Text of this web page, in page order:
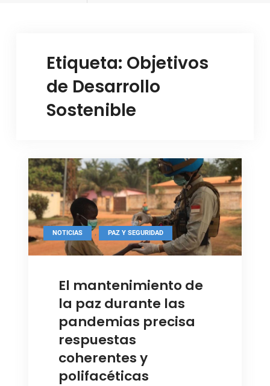
Etiqueta: Objetivos
de Desarrollo
Sostenible
NOTICIAS , PAZ Y SEGURIDAD
El mantenimiento de
la paz durante las
pandemias precisa
respuestas
coherentes y
polifacéticas